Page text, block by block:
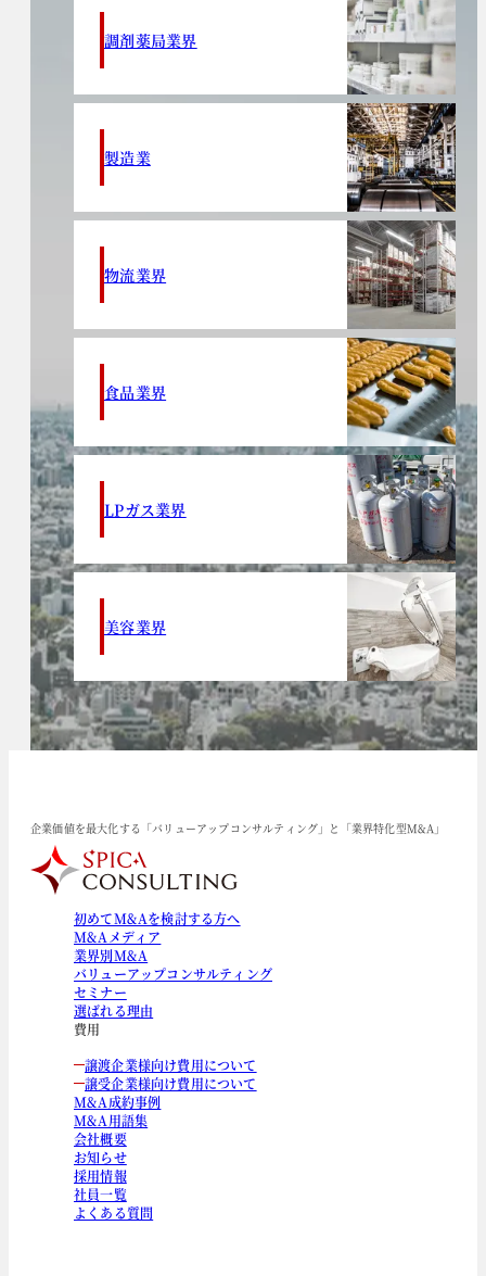
調剤薬局業界
製造業
物流業界
食品業界
LPガス業界
美容業界
企業価値を最大化する「バリューアップコンサルティング」と「業界特化型M&A」
初めてM&Aを検討する方へ
M&Aメディア
業界別M&A
バリューアップコンサルティング
セミナー
選ばれる理由
費用
譲渡企業様向け費用について
譲受企業様向け費用について
M&A成約事例
M&A用語集
会社概要
お知らせ
採用情報
社員一覧
よくある質問